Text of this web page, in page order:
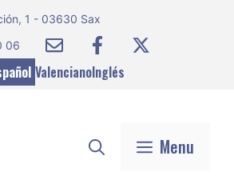
1 - 03630 Sax
06
ValencianoInglés
Menu